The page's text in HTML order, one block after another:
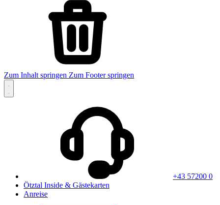
Zum Inhalt springen Zum Footer springen
+43 57200 0
Ötztal Inside & Gästekarten
Anreise